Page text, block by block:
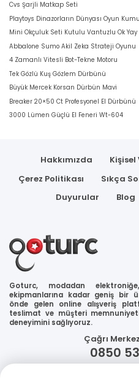
Cvs Şarjli Matkap Seti
Playtoys Dinazorların Dünyası Oyun Kumu
Mini Okçuluk Seti Kutulu Vantuzlu Ok Yay
Abbalone Sumo Akil Zeka Strateji Oyunu
4 Zamanlı Vitesli Bot-Tekne Motoru
Tek Gözlü Kuş Gözlem Dürbünü
Büyük Mercek Korsan Dürbün Mavi
Breaker 20×50 Ct Profesyonel El Dürbünü
3000 Lümen Güçlü El Feneri Wt-604
Hakkımızda
Kişisel
Çerez Politikası
Sıkça
Duyurular
Blog
Goturc, modadan
ekipmanlarına kadar geniş bir
önde gelen online alışveriş
teslimat ve müşteri
deneyimini sağlıyoruz.
Çağrı
0850